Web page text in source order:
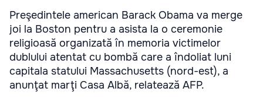
Preşedintele american Barack Obama va merge
joi la Boston pentru a asista la o ceremonie
religioasă organizată în memoria victimelor
dublului atentat cu bombă care a îndoliat luni
capitala statului Massachusetts (nord-est), a
anunţat marţi Casa Albă, relatează AFP.